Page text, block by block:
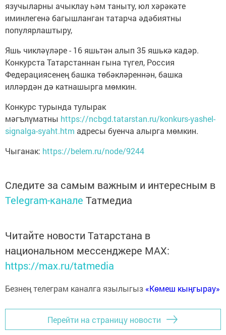
язучыларны ачыклау һәм таныту, юл хәрәкәте
иминлегенә багышланган татарча әдәбиятны
популярлаштыру,
Яшь чикләүләре - 16 яшьтән алып 35 яшькә кадәр.
Конкурста Татарстаннан гына түгел, Россия
Федерациясенең башка төбәкләреннән, башка
илләрдән дә катнашырга мөмкин.
Конкурс турында тулырак
мәгълүматны https://ncbgd.tatarstan.ru/konkurs-yashel-
signalga-syaht.htm адресы буенча алырга мөмкин.
Чыганак: https://belem.ru/node/9244
Следите за самым важным и интересным в
Telegram-канале Татмедиа
Читайте новости Татарстана в
национальном мессенджере MАХ:
https://max.ru/tatmedia
Безнең телеграм каналга язылыгыз «Көмеш кыңгырау»
Перейти на страницу новости